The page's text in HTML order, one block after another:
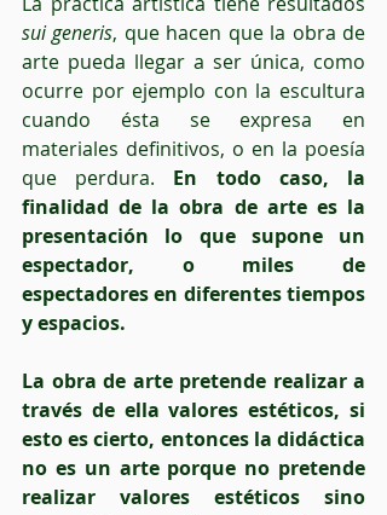
sui generis, que hacen que la obra de
arte pueda llegar a ser única, como
ocurre por ejemplo con la escultura
cuando ésta se expresa en
materiales definitivos, o en la poesía
que perdura. En todo caso, la
finalidad de la obra de arte es la
presentación lo que supone un
espectador, o miles de
espectadores en diferentes tiempos
y espacios.
La obra de arte pretende realizar a
través de ella valores estéticos, si
esto es cierto, entonces la didáctica
no es un arte porque no pretende
realizar valores estéticos sino